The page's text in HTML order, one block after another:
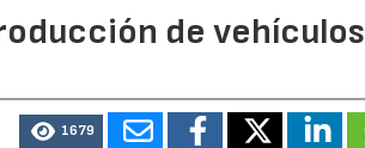
de vehículos
1679